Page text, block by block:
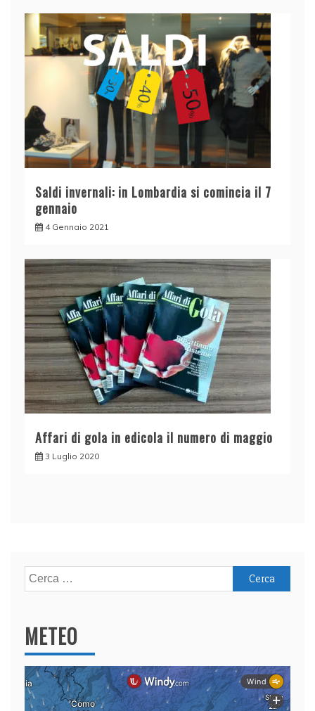
Saldi invernali: in Lombardia si comincia il 7
gennaio
4 Gennaio 2021
Affari di gola in edicola il numero di maggio
3 Luglio 2020
Ricerca
per:
METEO